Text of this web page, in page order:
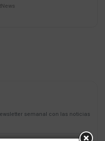
semanal con las noticias